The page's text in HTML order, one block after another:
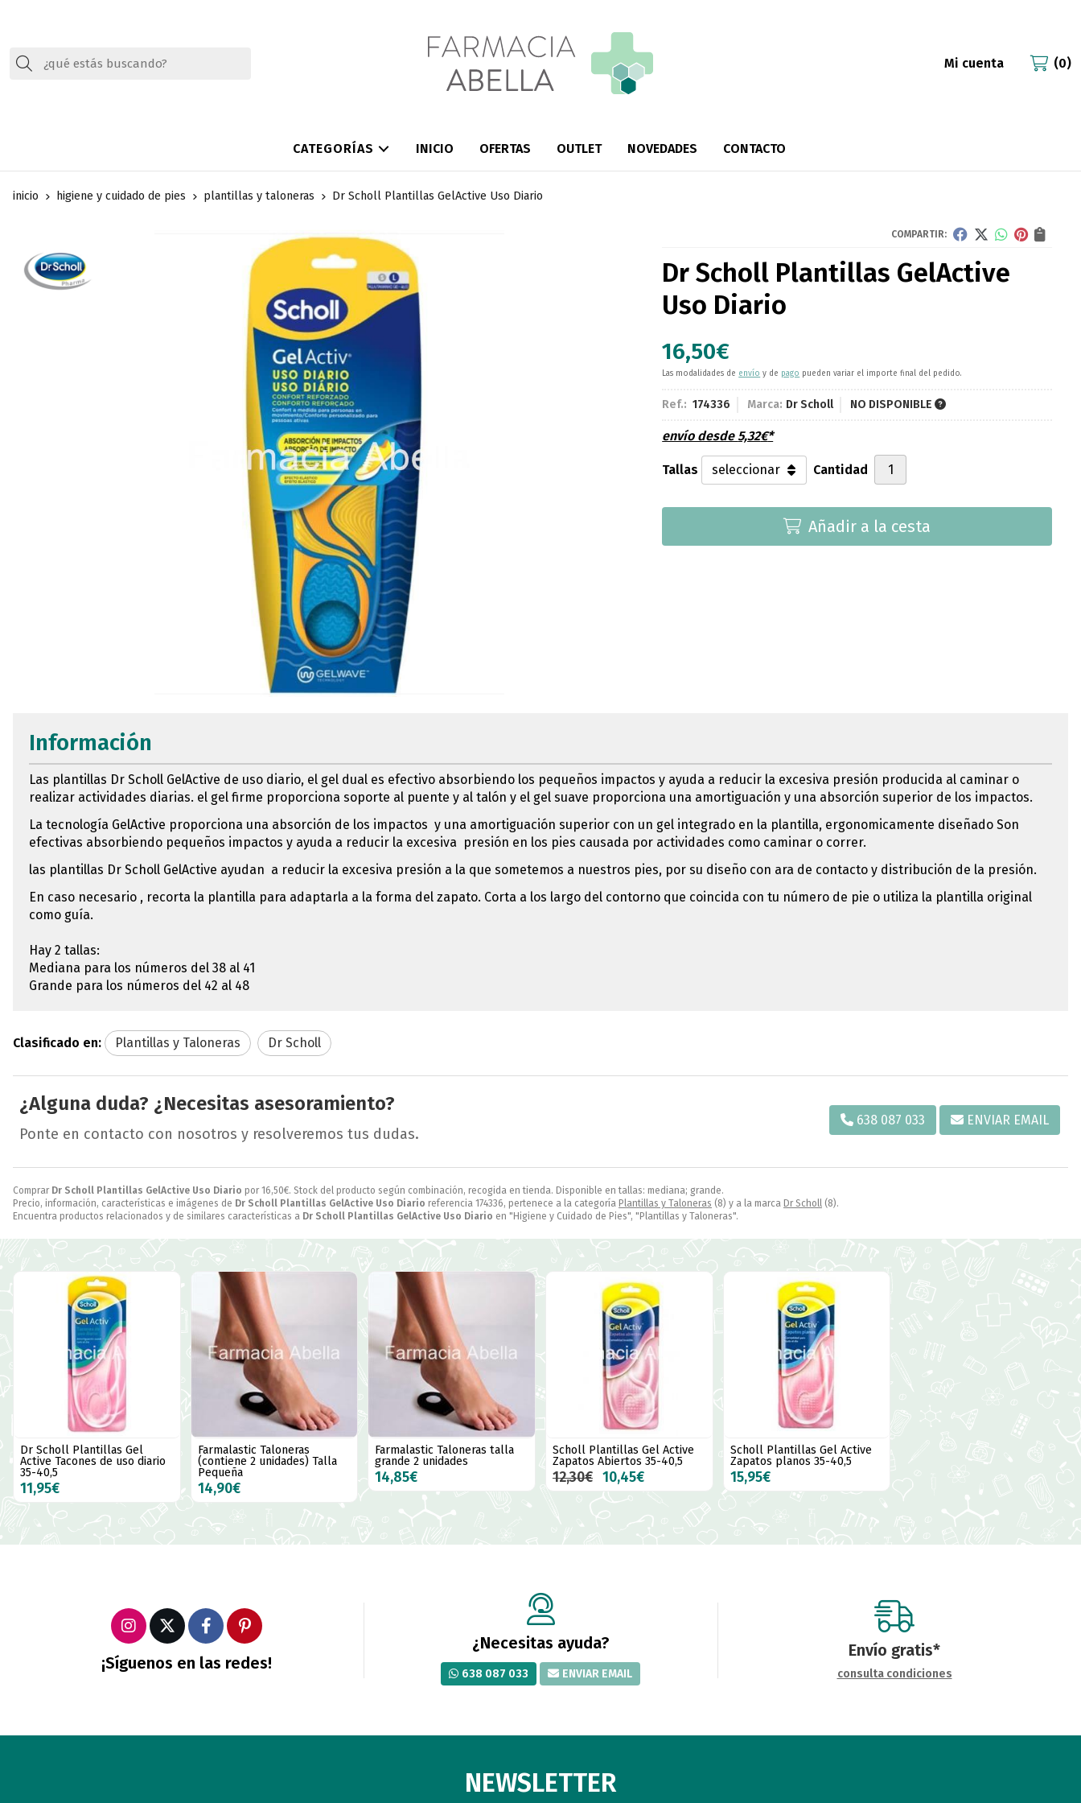
Buscar Mi cuenta 0
CATEGORÍAS INICIO OFERTAS OUTLET NOVEDADES CONTACTO
inicio higiene y cuidado de pies plantillas y taloneras Dr Scholl Plantillas GelActive Uso Diario
COMPARTIR:
Dr Scholl Plantillas GelActive
Uso Diario
16,50€
Las modalidades de envío y de pago pueden variar el importe final del pedido.
Ref.: 174336 Marca: Dr Scholl NO DISPONIBLE
envío desde5,32€*
Tallas Cantidad
Añadir a la cesta
Comprar Dr Scholl Plantillas GelActive Uso Diario por 16,50€. Stock del producto según combinación, recogida en tienda. Disponible en tallas: mediana; grande.
Precio, información, características e imágenes de Dr Scholl Plantillas GelActive Uso Diario referencia 174336, pertenece a la categoría Plantillas y Taloneras (8) y a la marca Dr Scholl (8).
Encuentra productos relacionados y de similares características a Dr Scholl Plantillas GelActive Uso Diario en "Higiene y Cuidado de Pies", "Plantillas y Taloneras".
Información
Las plantillas Dr Scholl GelActive de uso diario, el gel dual es efectivo absorbiendo los pequeños impactos y ayuda a reducir la excesiva presión producida al caminar o
realizar actividades diarias. el gel firme proporciona soporte al puente y al talón y el gel suave proporciona una amortiguación y una absorción superior de los impactos.
La tecnología GelActive proporciona una absorción de los impactos y una amortiguación superior con un gel integrado en la plantilla, ergonomicamente diseñado Son
efectivas absorbiendo pequeños impactos y ayuda a reducir la excesiva presión en los pies causada por actividades como caminar o correr.
las plantillas Dr Scholl GelActive ayudan a reducir la excesiva presión a la que sometemos a nuestros pies, por su diseño con ara de contacto y distribución de la presión.
En caso necesario , recorta la plantilla para adaptarla a la forma del zapato. Corta a los largo del contorno que coincida con tu número de pie o utiliza la plantilla original
como guía.
Hay 2 tallas:
Mediana para los números del 38 al 41
Grande para los números del 42 al 48
Clasificado en: Plantillas y Taloneras Dr Scholl
¿Alguna duda? ¿Necesitas asesoramiento?
Ponte en contacto con nosotros y resolveremos tus dudas.
638 087 033 ENVIAR EMAIL
Dr Scholl Plantillas Gel
Active Tacones de uso diario
35-40,5
11,95€
Farmalastic Taloneras
(contiene 2 unidades) Talla
Pequeña
14,90€
Farmalastic Taloneras talla
grande 2 unidades
14,85€
Scholl Plantillas Gel Active
Zapatos Abiertos 35-40,5
12,30€ 10,45€
Scholl Plantillas Gel Active
Zapatos planos 35-40,5
15,95€
¡Síguenos en las redes!
¿Necesitas ayuda?
638 087 033 ENVIAR EMAIL
Envío gratis*
consulta condiciones
NEWSLETTER